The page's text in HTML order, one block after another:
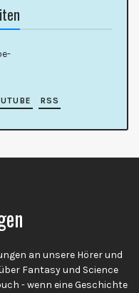
RSS
an unsere Hörer und
Fantasy und Science
- wenn eine Geschichte